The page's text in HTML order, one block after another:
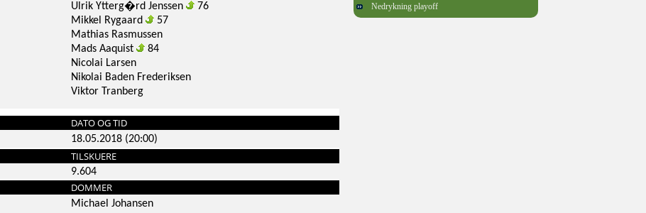
Ulrik Ytterg�rd Jenssen
76
Mikkel Rygaard
57
Mathias Rasmussen
Mads Aaquist
84
Nicolai Larsen
Nikolai Baden Frederiksen
Viktor Tranberg
DATO OG TID
18.05.2018 (20:00)
TILSKUERE
9.604
DOMMER
Michael Johansen
Nedrykning playoff